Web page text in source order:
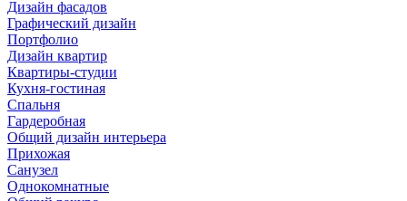
Дизайн фасадов
Графический дизайн
Портфолио
Дизайн квартир
Квартиры-студии
Кухня-гостиная
Спальня
Гардеробная
Общий дизайн интерьера
Прихожая
Санузел
Однокомнатные